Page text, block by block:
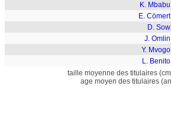
K. Mbabu
E. Cömert
D. Sow
J. Omlin
Y. Mvogo
L. Benito
taille moyenne des titulaires
age moyen des titulaires